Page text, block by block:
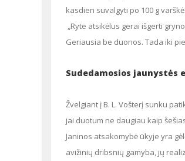
kasdien suvalgyti po 100 g
„Ryte atsikėlus gerai išgerti gryno vandens ar su citrina. Po keliolikos minučių valgau su sėmenų aliejumi sumaišytą varškę.
Geriausia be duonos. Tada iki
Sudedamosios jaunystės
Žvelgiant į B. L. Vošterį sunku patikėti, kad jis jau beveik įpusėjęs aštuntą dešimtį. Janina Vošterienė jaunesnė penkeriais metais, bet
jai duotum ne daugiau kaip
Janinos atsakomybė ūkyje yra gėlės, vaistažolės, daržas ir paukščiai (be būrio vištų augina ir 2 stručius), Liubomiro – ūkis ir aliejaus,
avižinių dribsnių gamyba, jų